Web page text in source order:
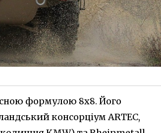
формулою 8x8. Його
консорціум ARTEC,